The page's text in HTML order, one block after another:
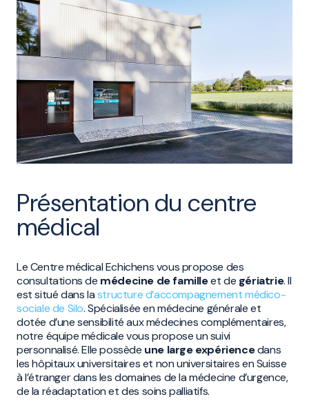
Présentation du centre
médical
Le Centre médical Echichens vous propose des
consultations de médecine de familleet de gériatrie. Il
est situé dans lastructure d’accompagnement médico-
sociale de Silo. Spécialisée en médecine générale et
dotée d’une sensibilité aux médecines complémentaires,
notre équipe médicale vous propose un suivi
personnalisé. Elle possède une large expériencedans
les hôpitaux universitaires et non universitaires en Suisse
à l’étranger dans les domaines de la médecine d’urgence,
de la réadaptation et des soins palliatifs.